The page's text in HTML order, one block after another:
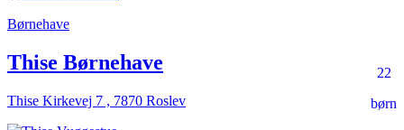
Børnehave
22
børn
Thise Børnehave
Thise Kirkevej 7 , 7870 Roslev